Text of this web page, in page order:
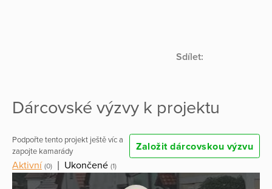
Sdílet:
Dárcovské výzvy k projektu
Podpořte tento projekt ještě víc a
zapojte kamarády
Založit dárcovskou výzvu
Aktivní (0) | Ukončené (1)